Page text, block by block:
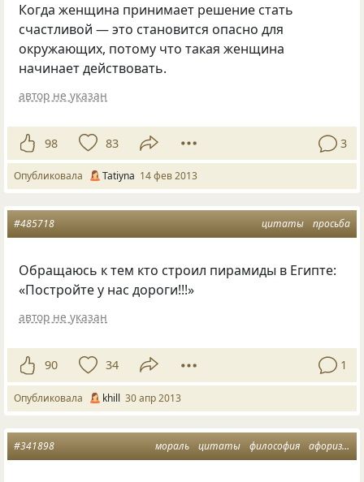
Когда женщина принимает решение стать
счастливой — это становится опасно для
окружающих, потому что такая женщина
начинает действовать.
автор не указан
98 83 3
Опубликовала Tatiyna 14 фев 2013
цитаты просьба
#485718
Обращаюсь к тем кто строил пирамиды в Египте:
«Постройте у нас дороги!!!»
автор не указан
90 34 1
Опубликовала khill 30 апр 2013
мораль цитаты философия афоризмы
#341898